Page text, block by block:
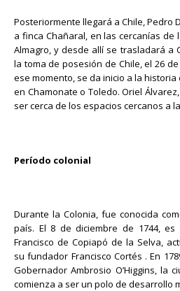
Posteriormente llegará a Chile, Pedro
a finca Chañaral, en las cercanías de
Almagro, y desde allí se trasladará a
la toma de posesión de Chile, el 26
ese momento, se da inicio a la
en Chamonate o Toledo. Oriel
ser cerca de los espacios cercanos a
Período colonial
Durante la Colonia, fue conocida
país. El 8 de diciembre de 1744,
Francisco de Copiapó de la Selva,
su fundador Francisco Cortés . En
Gobernador Ambrosio O’Higgins, la
comienza a ser un polo de desarrollo